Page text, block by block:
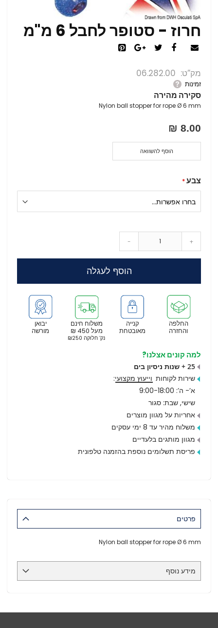
חרוז - סטופר לחבל 6 מ"מ
מק”ט 06.282.00
זמינות
סקירה מהירה
Nylon ball stopper for rope Ø 6 mm
8.00 ₪
צבע
- +
הוסף לעגלה
הוסף להשוואה
יבואן
מורשה
משלוח חינם
מעל 450 ₪
נק’ חלוקה ₪250
קנייה
מאובטחת
החלפה
והחזרה
למה קונים אצלנו?
25 + שנות ניסיון בים
שירות לקוחות וייעוץ מקצועי:
א’- ה’: 9:00-18:00
שישי, שבת: סגור
אחריות על מגוון מוצרים
משלוח מהיר עד 8 ימי עסקים
מגוון מותגים בלעדיים
פריסת תשלומים נוספת בהזמנה טלפונית
פרטים
Nylon ball stopper for rope Ø 6 mm
מידע נוסף